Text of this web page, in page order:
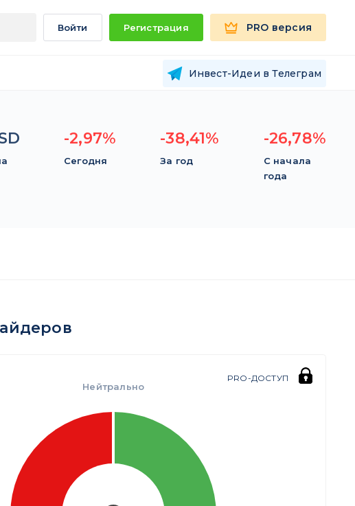
Войти Регистрация PRO версия
Инвест-Идеи в Телеграм
-2,97%
Сегодня
-38,41%
За год
-26,78%
С начала
года
PRO-ДОСТУП
Нейтрально